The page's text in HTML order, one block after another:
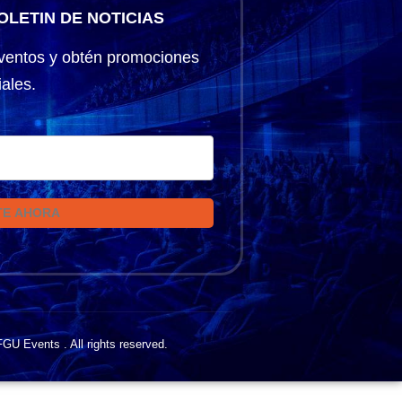
DE NOTICIAS
y obtén promociones
AHORA
Events . All rights reserved.